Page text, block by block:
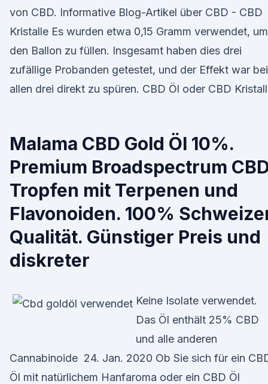
von CBD. Informative Blog-Artikel über CBD - CBD
Kristalle Es wurden etwa 0,15 Gramm verwendet, um
den Ballon zu füllen. Insgesamt haben dies drei
zufällige Probanden getestet, und der Effekt war bei
allen drei direkt zu spüren. CBD Öl oder CBD
Malama CBD Gold Öl 10%.
Premium Broadspectrum
Tropfen mit Terpenen und
Flavonoiden. 100%
Qualität. Günstiger Preis und
diskreter
Keine Isolate verwendet.
Das Öl enthält 25% CBD
und alle anderen
Cannabinoide 24. Jan. 2020 Ob Sie sich für ein
Öl mit natürlichem Hanfaroma oder ein CBD Öl